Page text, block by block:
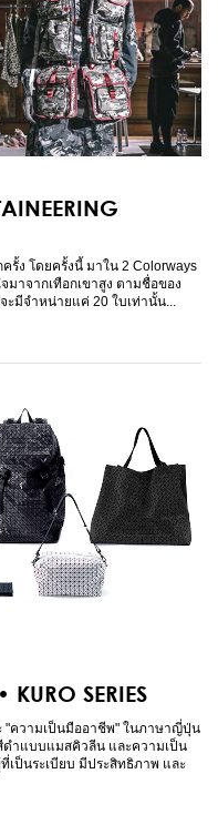
รั้ง โดยครั้งนี้ มาใน 2 Colorways
มาจากเทือกเขาสูง ตามชื่อของ
ะมีจำหน่ายแค่ 20 ใบเท่านั้น...
SERIES
"ความเป็นมืออาชีพ" ในภาษาญี่ปุ่น
ำแบบแมสคิวลีน และความเป็น
ป็นระเบียบ มีประสิทธิภาพ และ